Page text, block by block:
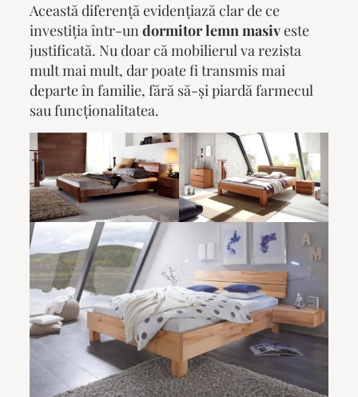
Această diferență evidențiază clar de ce
investiția într-undormitor lemn masiveste
justificată. Nu doar că mobilierul va rezista
mult mai mult, dar poate fi transmis mai
departe în familie, fără să-și piardă farmecul
sau funcționalitatea.